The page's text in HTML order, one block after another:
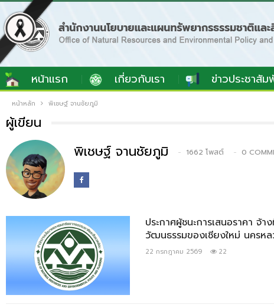
หน้าแรก เกี่ยวกับเรา ข่าวประชาสั
หน้าหลัก พิเชษฐ์ จานชัยภูมิ
ผู้เขียน
พิเชษฐ์ จานชัยภูมิ
1662 โพสต์ 0
ประกาศผู้ชนะการเสนอราคา
วัฒนธรรมของเชียงใหม่ นครห
22 กรกฎาคม 2569 22